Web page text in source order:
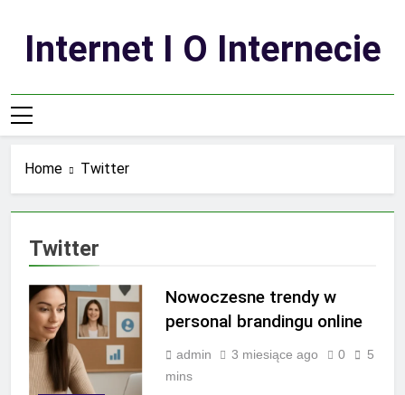
contentInternet I O Internecie
Home Twitter
Twitter
Nowoczesne trendy w
personal brandingu online
admin 3 miesiące ago 0
5
mins